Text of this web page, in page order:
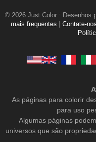
© 2026 Just Color : Desenhos
mais frequentes
Contate-nos
As páginas para colorir
para uso
Algumas páginas
universos que são